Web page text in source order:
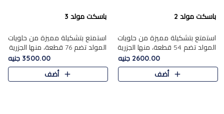
باسكت مولد 2
استمتع بتشكيلة مميزة من حلويات
المولد تضم 54 قطعة، منها الجزرية
بالفول والبندق، علي بابا بالمكسرات،
ا.....
2600.00 جنيه
أضف
باسكت مولد 3
استمتع بتشكيلة مميزة من حلويات
المولد تضم 76 قطعة، منها الجزرية
بالفول والبندق، علي باب........
3500.00 جنيه
أضف